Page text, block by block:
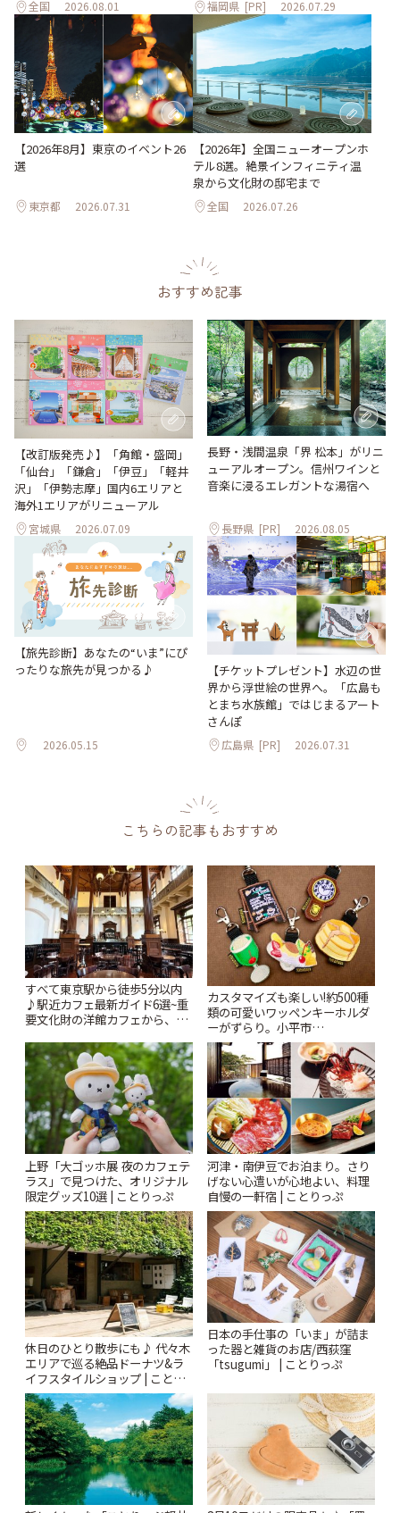
全国 2026.08.01 福岡県 [PR] 2026.07.29
【2026年8月】東京のイベント26
選
東京都 2026.07.31
【2026年】全国ニューオープンホ
テル8選。絶景インフィニティ温
泉から文化財の邸宅まで
全国 2026.07.26
おすすめ記事
【改訂版発売♪】「角館・盛岡」
「仙台」「鎌倉」「伊豆」「軽井
沢」「伊勢志摩」国内6エリアと
海外1エリアがリニューアル
宮城県 2026.07.09
長野・浅間温泉「界 松本」がリニ
ューアルオープン。信州ワインと
音楽に浸るエレガントな湯宿へ
長野県 [PR] 2026.08.05
【旅先診断】あなたの“いま”にぴ
ったりな旅先が見つかる♪
2026.05.15
【チケットプレゼント】水辺の世
界から浮世絵の世界へ。「広島も
とまち水族館」ではじまるアート
さんぽ
広島県 [PR] 2026.07.31
こちらの記事もおすすめ
すべて東京駅から徒歩5分以内
♪駅近カフェ最新ガイド6選~重
要文化財の洋館カフェから、改
りっぷ
カスタマイズも楽しい!約500種
類の可愛いワッペンキーホルダ
ーがずらり。小平市
「Kimamaya T&K」 | ことりっ
ぷ
上野「大ゴッホ展 夜のカフェテ
ラス」で見つけた、オリジナル
限定グッズ10選 | ことりっぷ
河津・南伊豆でお泊まり。さり
げない心遣いが心地よい、料理
自慢の一軒宿 | ことりっぷ
休日のひとり散歩にも♪ 代々木
エリアで巡る絶品ドーナツ&ラ
イフスタイルショップ | ことり
っぷ
日本の手仕事の「いま」が詰ま
った器と雑貨のお店/西荻窪
「tsugumi」 | ことりっぷ